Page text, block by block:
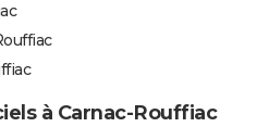
à Carnac-Rouffiac